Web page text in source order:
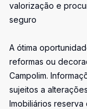
valorização e
seguro
A ótima
reformas ou
Campolim.
sujeitos a
Imobiliários